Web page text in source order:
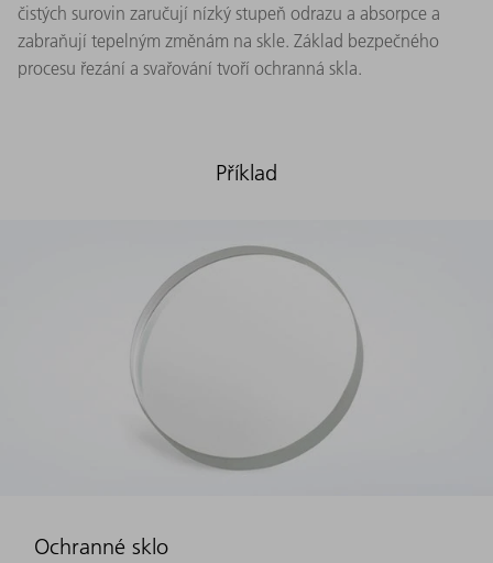
čistých surovin zaručují nízký stupeň odrazu a absorpce a
zabraňují tepelným změnám na skle. Základ bezpečného
procesu řezání a svařování tvoří ochranná skla.
Příklad
Ochranné sklo